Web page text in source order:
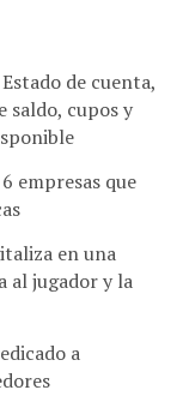
de cuenta,
saldo, cupos y
empresas que
en una
al jugador y la
a